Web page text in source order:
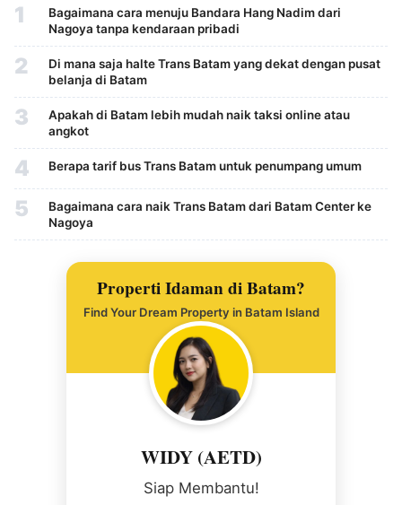
1
Bagaimana cara menuju Bandara Hang Nadim dari
Nagoya tanpa kendaraan pribadi
2
Di mana saja halte Trans Batam yang dekat dengan pusat
belanja di Batam
3
Apakah di Batam lebih mudah naik taksi online atau
angkot
4 Berapa tarif bus Trans Batam untuk penumpang umum
5
Bagaimana cara naik Trans Batam dari Batam Center ke
Nagoya
Properti Idaman di Batam?
Find Your Dream Property in Batam Island
WIDY (AETD)
Siap Membantu!